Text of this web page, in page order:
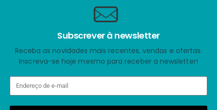
Subscrever à newsletter
Receba as novidades mais recentes, vendas e ofertas.
Inscreva-se hoje mesmo para receber a newsletter!